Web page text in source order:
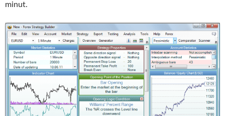
minut.